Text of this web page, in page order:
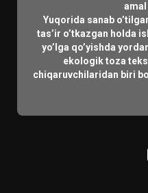
Yuqorida sanab
tas’ir o’tkazgan holda
yo’lga qo’yishda
ekologik toza
chiqaruvchilaridan biri